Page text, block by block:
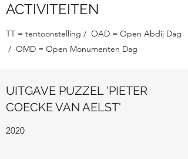
ACTIVITEITEN
TT = tentoonstelling / OAD = Open Abdij Dag
/ OMD = Open Monumenten Dag
UITGAVE PUZZEL 'PIETER
COECKE VAN AELST'
2020